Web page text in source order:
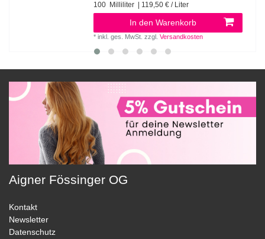
100 Milliliter | 119,50 € / Liter
In den Warenkorb
*inkl. ges. MwSt. zzgl.Versandkosten
Aigner Fössinger OG
Kontakt
Newsletter
Datenschutz